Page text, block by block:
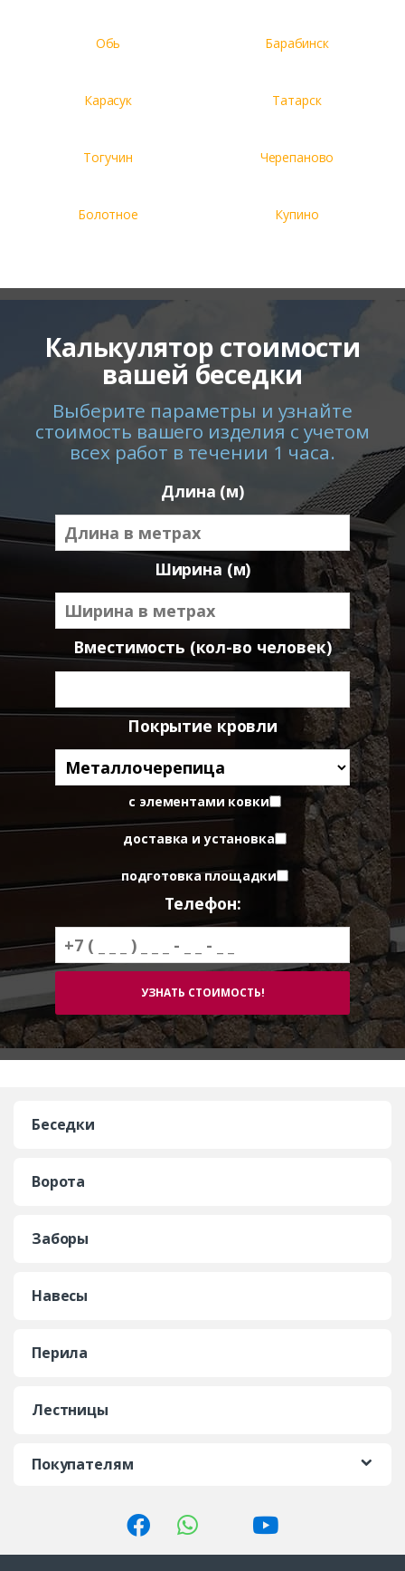
Обь Барабинск
Карасук Татарск
Тогучин Черепаново
Болотное Купино
Калькулятор стоимости
вашей беседки
Выберите параметры и узнайте
стоимость вашего изделия с учетом
всех работ в течении 1 часа.
Длина (м)
Ширина (м)
Вместимость (кол-во человек)
Покрытие кровли
с элементами ковки
доставка и установка
подготовка площадки
Телефон:
Беседки
Ворота
Заборы
Навесы
Перила
Лестницы
Покупателям